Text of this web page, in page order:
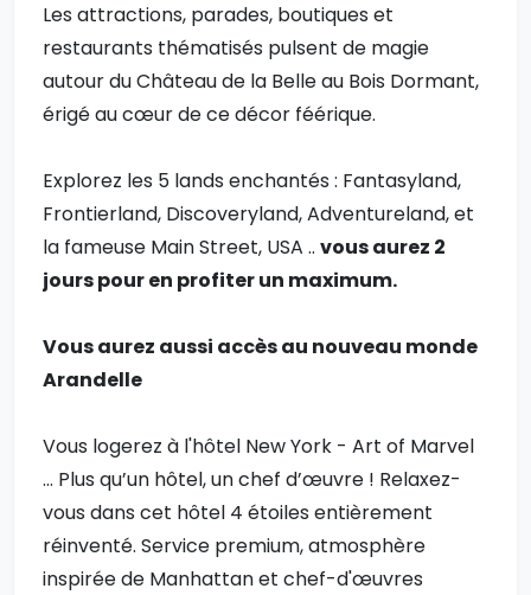
Les attractions, parades, boutiques et
restaurants thématisés pulsent de magie
autour du Château de la Belle au Bois Dormant,
érigé au cœur de ce décor féérique.
Explorez les 5 lands enchantés : Fantasyland,
Frontierland, Discoveryland, Adventureland, et
la fameuse Main Street, USA .. vous aurez 2
jours pour en profiter un maximum.
Vous aurez aussi accès au nouveau monde
Arandelle
Vous logerez à l'hôtel New York - Art of Marvel
... Plus qu’un hôtel, un chef d’œuvre ! Relaxez-
vous dans cet hôtel 4 étoiles entièrement
réinventé. Service premium, atmosphère
inspirée de Manhattan et chef-d'œuvres